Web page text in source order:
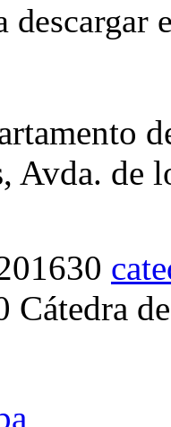
descargar
Avda. de
Cátedra